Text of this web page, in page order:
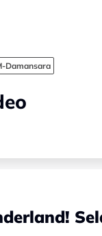
Damansara